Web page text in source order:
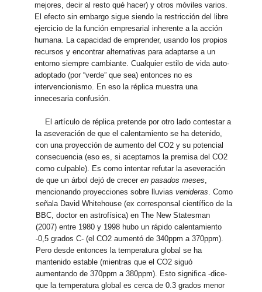
mejores, decir al resto qué hacer) y otros móviles varios.
El efecto sin embargo sigue siendo la restricción del libre
ejercicio de la función empresarial inherente a la acción
humana. La capacidad de emprender, usando los propios
recursos y encontrar alternativas para adaptarse a un
entorno siempre cambiante. Cualquier estilo de vida auto-
adoptado (por “verde” que sea) entonces no es
intervencionismo. En eso la réplica muestra una
innecesaria confusión.
El artículo de réplica pretende por otro lado contestar a
la aseveración de que el calentamiento se ha detenido,
con una proyección de aumento del CO2 y su potencial
consecuencia (eso es, si aceptamos la premisa del CO2
como culpable). Es como intentar refutar la aseveración
de que un árbol dejó de creceren pasados meses,
mencionando proyecciones sobre lluviasvenideras. Como
señala David Whitehouse (ex corresponsal científico de la
BBC, doctor en astrofísica) en The New Statesman
(2007) entre 1980 y 1998 hubo un rápido calentamiento
-0,5 grados C- (el CO2 aumentó de 340ppm a 370ppm).
Pero desde entonces la temperatura global se ha
mantenido estable (mientras que el CO2 siguó
aumentando de 370ppm a 380ppm). Esto significa -dice-
que la temperatura global es cerca de 0.3 grados menor